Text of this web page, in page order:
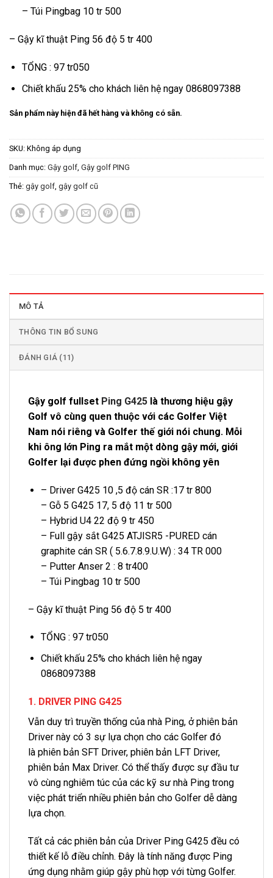
– Túi Pingbag 10 tr 500
– Gậy kĩ thuật Ping 56 độ 5 tr 400
TỔNG : 97 tr050
Chiết khấu 25% cho khách liên hệ ngay 0868097388
Sản phẩm này hiện đã hết hàng và không có sẵn.
SKU: Không áp dụng
Danh mục: Gậy golf, Gậy golf PING
Thẻ: gậy golf, gậy golf cũ
MÔ TẢ
THÔNG TIN BỔ SUNG
ĐÁNH GIÁ (11)
Gậy golf fullset Ping G425 là thương hiệu gậy
Golf vô cùng quen thuộc với các Golfer Việt
Nam nói riêng và Golfer thế giới nói chung. Mỗi
khi ông lớn Ping ra mắt một dòng gậy mới, giới
Golfer lại được phen đứng ngồi không yên
– Driver G425 10 ,5 độ cán SR :17 tr 800
– Gỗ 5 G425 17, 5 độ 11 tr 500
– Hybrid U4 22 độ 9 tr 450
– Full gậy sắt G425 ATJISR5 -PURED cán
graphite cán SR ( 5.6.7.8.9.U.W) : 34 TR 000
– Putter Anser 2 : 8 tr400
– Túi Pingbag 10 tr 500
– Gậy kĩ thuật Ping 56 độ 5 tr 400
TỔNG : 97 tr050
Chiết khấu 25% cho khách liên hệ ngay
0868097388
1. DRIVER PING G425
Vẫn duy trì truyền thống của nhà Ping, ở phiên bản
Driver này có 3 sự lựa chọn cho các Golfer đó
là phiên bản SFT Driver, phiên bản LFT Driver,
phiên bản Max Driver. Có thể thấy được sự đầu tư
vô cùng nghiêm túc của các kỹ sư nhà Ping trong
việc phát triển nhiều phiên bản cho Golfer dễ dàng
lựa chọn.
Tất cả các phiên bản của Driver Ping G425 đều có
thiết kế lỗ điều chỉnh. Đây là tính năng được Ping
ứng dụng nhằm giúp gậy phù hợp với từng Golfer.